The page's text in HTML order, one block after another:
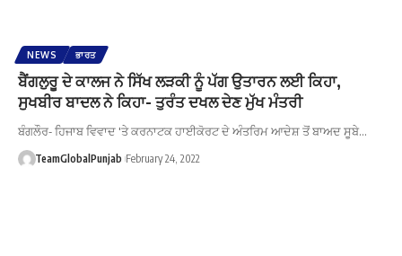
NEWS ਭਾਰਤ
ਬੈਂਗਲੁਰੂ ਦੇ ਕਾਲਜ ਨੇ ਸਿੱਖ ਲੜਕੀ ਨੂੰ ਪੱਗ ਉਤਾਰਨ ਲਈ ਕਿਹਾ,
ਸੁਖਬੀਰ ਬਾਦਲ ਨੇ ਕਿਹਾ- ਤੁਰੰਤ ਦਖਲ ਦੇਣ ਮੁੱਖ ਮੰਤਰੀ
ਬੰਗਲੌਰ- ਹਿਜਾਬ ਵਿਵਾਦ 'ਤੇ ਕਰਨਾਟਕ ਹਾਈਕੋਰਟ ਦੇ ਅੰਤਰਿਮ ਆਦੇਸ਼ ਤੋਂ ਬਾਅਦ ਸੂਬੇ…
TeamGlobalPunjab February 24, 2022